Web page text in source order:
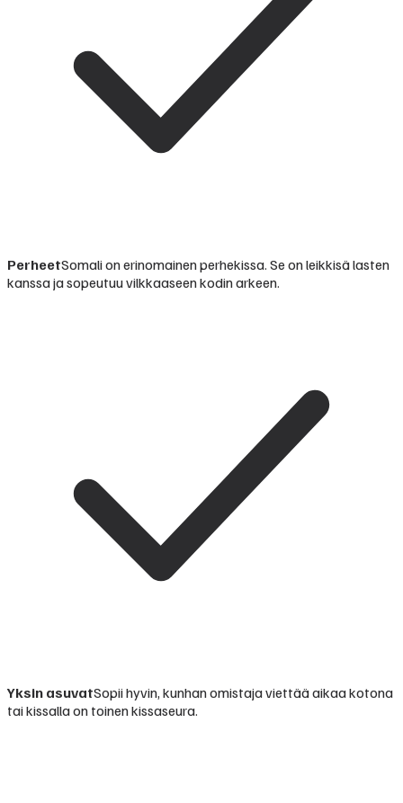
PerheetSomali on erinomainen perhekissa. Se on leikkisä lasten
kanssa ja sopeutuu vilkkaaseen kodin arkeen.
Yksin asuvatSopii hyvin, kunhan omistaja viettää aikaa kotona
tai kissalla on toinen kissaseura.